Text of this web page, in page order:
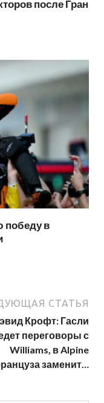
после Гран
победу в
СТАТЬЯ
Крофт: Гасли
переговоры с
Williams, в Alpine
заменит…